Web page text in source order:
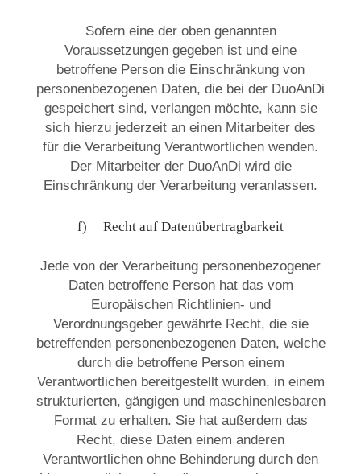
Sofern eine der oben genannten
Voraussetzungen gegeben ist und eine
betroffene Person die Einschränkung von
personenbezogenen Daten, die bei der DuoAnDi
gespeichert sind, verlangen möchte, kann sie
sich hierzu jederzeit an einen Mitarbeiter des
für die Verarbeitung Verantwortlichen wenden.
Der Mitarbeiter der DuoAnDi wird die
Einschränkung der Verarbeitung veranlassen.
f) Recht auf Datenübertragbarkeit
Jede von der Verarbeitung personenbezogener
Daten betroffene Person hat das vom
Europäischen Richtlinien- und
Verordnungsgeber gewährte Recht, die sie
betreffenden personenbezogenen Daten, welche
durch die betroffene Person einem
Verantwortlichen bereitgestellt wurden, in einem
strukturierten, gängigen und maschinenlesbaren
Format zu erhalten. Sie hat außerdem das
Recht, diese Daten einem anderen
Verantwortlichen ohne Behinderung durch den